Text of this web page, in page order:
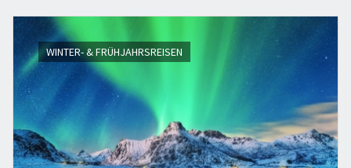
WINTER- & FRÜHJAHRSREISEN